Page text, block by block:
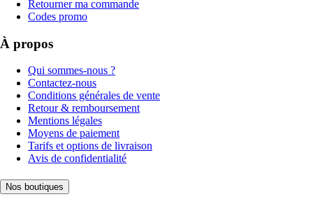
Retourner ma commande
Codes promo
À propos
Qui sommes-nous ?
Contactez-nous
Conditions générales de vente
Retour & remboursement
Mentions légales
Moyens de paiement
Tarifs et options de livraison
Avis de confidentialité
Nos boutiques